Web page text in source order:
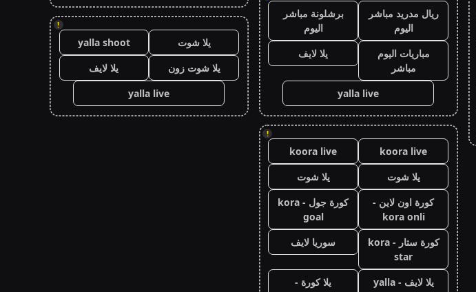
ريال مدريد مباشر
اليوم
برشلونة مباشر
اليوم
مباريات اليوم
مباشر
يلا لايف
yalla live
!
koora live
koora live
يلا شوت
يلا شوت
كورة اون لاين -
kora onli
كورة جول - kora
goal
كورة ستار - kora
star
سوريا لايف
يلا لايف - yalla
يلا كورة -
!
يلا شوت
yalla shoot
يلا شوت زون
يلا لايف
yalla live